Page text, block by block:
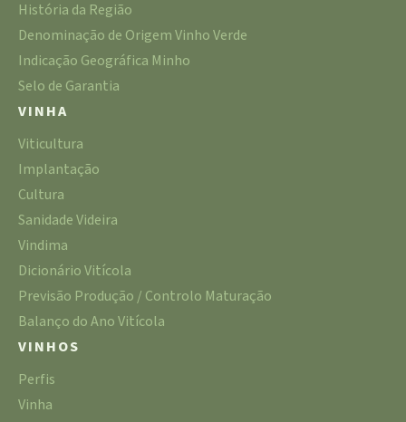
História da Região
Denominação de Origem Vinho Verde
Indicação Geográfica Minho
Selo de Garantia
VINHA
Viticultura
Implantação
Cultura
Sanidade Videira
Vindima
Dicionário Vitícola
Previsão Produção / Controlo Maturação
Balanço do Ano Vitícola
VINHOS
Perfis
Vinha